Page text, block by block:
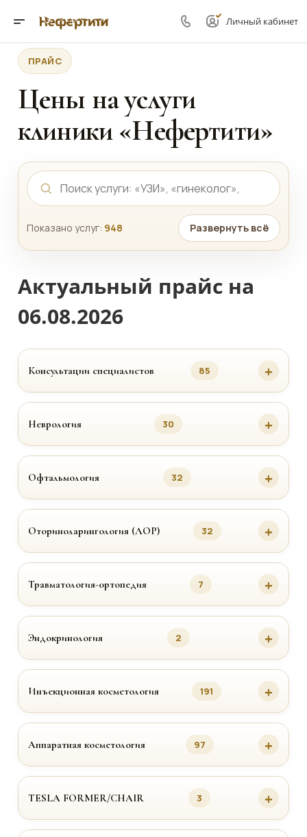
Личный кабинет
ПРАЙС
Цены на услуги
клиники «Нефертити»
Показано услуг: 948 Развернуть всё
Актуальный прайс на
06.08.2026
Консультации специалистов 85
Неврология 30
Офтальмология 32
Оториноларингология (ЛОР) 32
Травматология-ортопедия 7
Эндокринология 2
Инъекционная косметология 191
Аппаратная косметология 97
TESLA FORMER/CHAIR 3